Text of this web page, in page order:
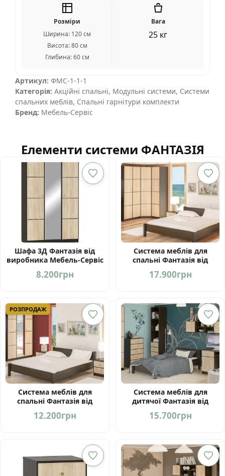
Розміри
Ширина: 120 см
Висота: 80 см
Глибина: 60 см
Вага
25 кг
Артикул: ФМС-1-1-1
Категорія: Акційні спальні, Модульні системи, Системи
спальних меблів, Спальні гарнітури комплекти
Бренд: Мебель-Сервіс
Елементи системи ФАНТАЗІЯ
Шафа 3Д Фантазія від
виробника Мебель-Сервіс
Україна
8.200грн
Система меблів для
спальні Фантазія від
фабрики Мебель-Сервіс
Україна
17.900грн
РОЗПРОДАЖ
Система меблів для
спальні Фантазія від
фабрики Мебель-Сервіс
Україна
12.200грн
Система меблів для
дитячої Фантазія від
фабрики Мебель-Сервіс
Україна
15.700грн